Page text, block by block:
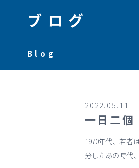
ブログ
Blog
2022.05.11
一日二個
1970年代、若者
分したあの時代